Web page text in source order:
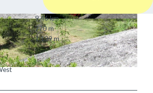
Wanderwege
© Interlaken.ch
9,46 km
770 m
1.139 m